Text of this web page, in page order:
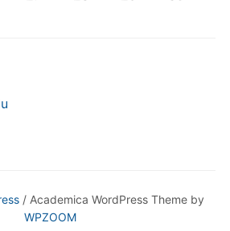
/ Academica WordPress Theme by
WPZOOM